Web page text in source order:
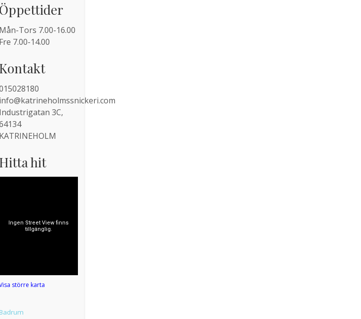
Öppettider
Mån-Tors 7.00-16.00
Fre 7.00-14.00
Kontakt
info@katrineholmssnickeri.com
Industrigatan 3C,
KATRINEHOLM
Hitta hit
större karta
Badrum